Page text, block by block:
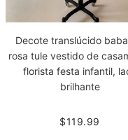
Decote translúcido
rosa tule vestido de
florista festa infantil,
brilhante
$119.99